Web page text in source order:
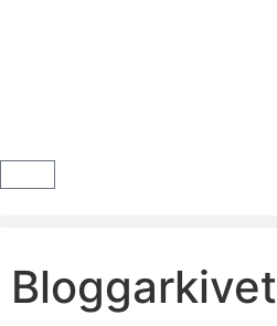
Bloggarkivet